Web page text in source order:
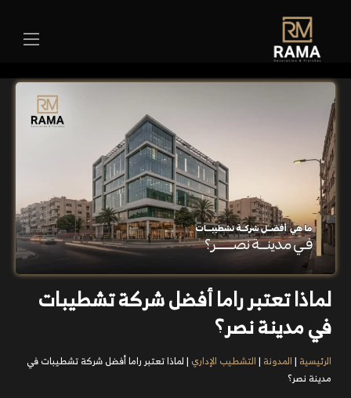
لماذا تعتبر راما أفضل شركة تشطيبات
في مدينة نصر؟
الرئيسية |المدونة |التشطيب الإداري |لماذا تعتبر راما أفضل شركة تشطيبات في
مدينة نصر؟